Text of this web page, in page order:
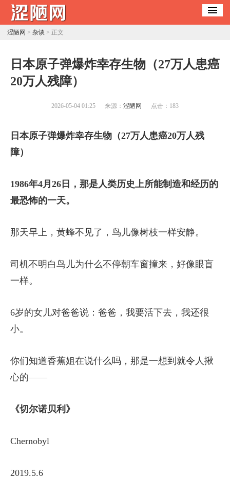
涩陋网 > 杂谈 > 正文
日本原子弹爆炸幸存生物（27万人患癌
20万人残障）
2026-05-04 01:25 来源： 涩陋网 点击： 183
日本原子弹爆炸幸存生物（27万人患癌20万人残
障）
1986年4月26日，那是人类历史上所能制造和经历的
最恐怖的一天。
那天早上，黄蜂不见了，鸟儿像树枝一样安静。
司机不明白鸟儿为什么不停朝车窗撞来，好像眼盲
一样。
6岁的女儿对爸爸说：爸爸，我要活下去，我还很
小。
你们知道香蕉姐在说什么吗，那是一想到就令人揪
心的——
《切尔诺贝利》
Chernobyl
2019.5.6